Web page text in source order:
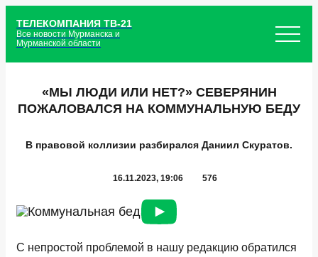
ТЕЛЕКОМПАНИЯ ТВ-21
Все новости Мурманска и
Мурманской области
«МЫ ЛЮДИ ИЛИ НЕТ?» СЕВЕРЯНИН
ПОЖАЛОВАЛСЯ НА КОММУНАЛЬНУЮ БЕДУ
В правовой коллизии разбирался Даниил Скуратов.
16.11.2023, 19:06 576
С непростой проблемой в нашу редакцию обратился